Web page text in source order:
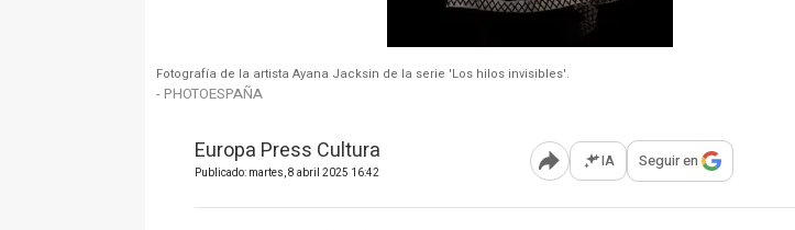
Fotografía de la artista Ayana Jacksin de la serie 'Los hilos invisibles'.
- PHOTOESPAÑA
Europa Press Cultura
Publicado: martes, 8 abril 2025 16:42 Abrir opciones para compartir
IA Seguir en